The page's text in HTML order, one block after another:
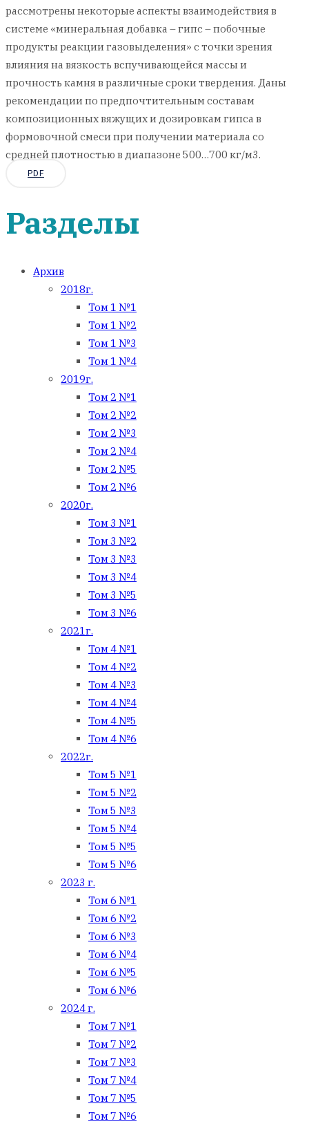
рассмотрены некоторые аспекты взаимодействия в
системе «минеральная добавка – гипс – побочные
продукты реакции газовыделения» с точки зрения
влияния на вязкость вспучивающейся массы и
прочность камня в различные сроки твердения. Даны
рекомендации по предпочтительным составам
композиционных вяжущих и дозировкам гипса в
формовочной смеси при получении материала со
средней плотностью в диапазоне 500…700 кг/м3.
PDF
Разделы
Архив
2018г.
Том 1 №1
Том 1 №2
Том 1 №3
Том 1 №4
2019г.
Том 2 №1
Том 2 №2
Том 2 №3
Том 2 №4
Том 2 №5
Том 2 №6
2020г.
Том 3 №1
Том 3 №2
Том 3 №3
Том 3 №4
Том 3 №5
Том 3 №6
2021г.
Том 4 №1
Том 4 №2
Том 4 №3
Том 4 №4
Том 4 №5
Том 4 №6
2022г.
Том 5 №1
Том 5 №2
Том 5 №3
Том 5 №4
Том 5 №5
Том 5 №6
2023 г.
Том 6 №1
Том 6 №2
Том 6 №3
Том 6 №4
Том 6 №5
Том 6 №6
2024 г.
Том 7 №1
Том 7 №2
Том 7 №3
Том 7 №4
Том 7 №5
Том 7 №6